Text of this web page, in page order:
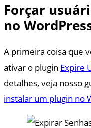
Forçar
no
A primeira coisa que
ativar o plugin Expire
detalhes, veja nosso
instalar um plugin no